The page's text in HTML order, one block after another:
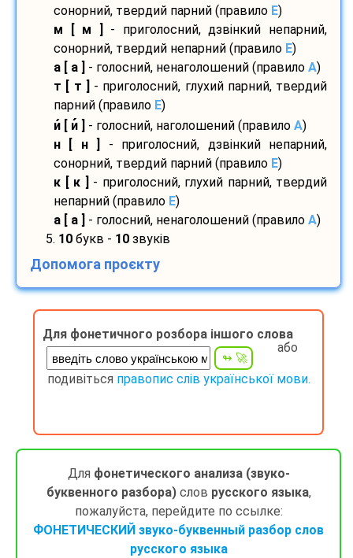
сонорний, твердий парний (правило E)
м [ м ]
- приголосний, дзвінкий непарний,
сонорний, твердий непарний (правило E)
а [ а ]
- голосний, ненаголошений (правило A)
т [ т ]
- приголосний, глухий парний, твердий
парний (правило E)
и [ и - голосний, наголошений (правило A)
н [ н ]
- приголосний, дзвінкий непарний,
сонорний, твердий парний (правило E)
к [ к ]
- приголосний, глухий парний, твердий
непарний (правило E)
а [ а ]
- голосний, ненаголошений (правило A)
5. 10 букв - 10 звуків
Допомога проєкту
Для фонетичного розбора іншого слова
або
подивіться правопис слів української мови.
Для фонетического анализа (звуко-
буквенного разбора)слов русского языка,
пожалуйста, перейдите по ссылке:
ФОНЕТИЧЕСКИЙ звуко-буквенный разбор слов
русского языка